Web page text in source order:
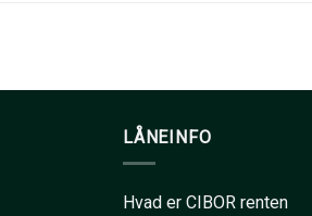
LÅNEINFO
Hvad er CIBOR renten